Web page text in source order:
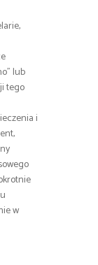
lub
tego
i
w